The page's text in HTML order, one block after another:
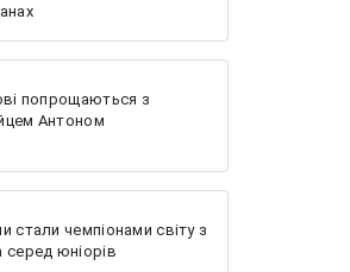
попрощаються з
Антоном
стали чемпіонами світу з
серед юніорів